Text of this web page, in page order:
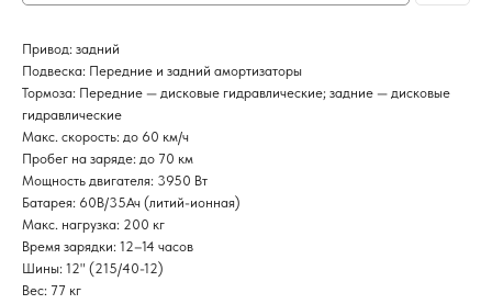
Привод: задний
Подвеска: Передние и задний амортизаторы
Тормоза: Передние — дисковые гидравлические; задние — дисковые
гидравлические
Макс. скорость: до 60 км/ч
Пробег на заряде: до 70 км
Мощность двигателя: 3950 Вт
Батарея: 60В/35Ач (литий-ионная)
Макс. нагрузка: 200 кг
Время зарядки: 12–14 часов
Шины: 12" (215/40-12)
Вес: 77 кг
Вопросы и ответы
>
FAQS
DELIVERY TERMS